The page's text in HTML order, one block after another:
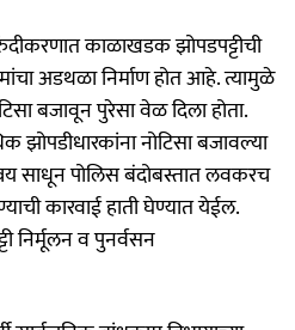
काळाखडक झोपडपट्टीची
अडथळा निर्माण होत आहे. त्यामुळे
बजावून पुरेसा वेळ दिला होता.
नोटिसा बजावल्या
साधून पोलिस बंदोबस्तात लवकरच
कारवाई हाती घेण्यात येईल.
निर्मूलन व पुनर्वसन